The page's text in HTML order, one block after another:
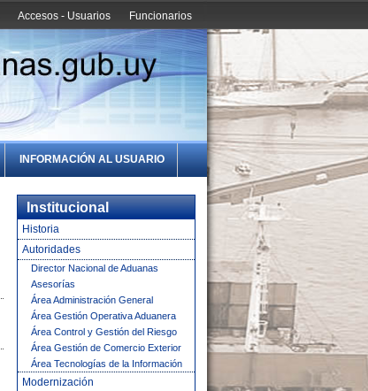
Funcionarios
Accesos - Usuarios
INFORMACIÓN AL USUARIO
Institucional
Historia
Autoridades
Director Nacional de Aduanas
Asesorías
Área Administración General
Área Gestión Operativa Aduanera
Área Control y Gestión del Riesgo
Área Gestión de Comercio Exterior
Área Tecnologías de la Información
Modernización